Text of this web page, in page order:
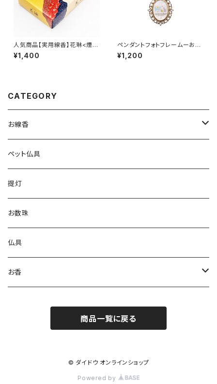
人気商品【実用線香】花琳<煙
量：ふつう>白檀の香り 家庭
用 大バラ詰め 『御霊前・お彼
¥1,400
ペンダントフォトフレームーおも
いでのあかしーペット仏具
¥1,200
CATEGORY
お線香
実用線香
進物用線香
お香
ペット仏具
提灯
お数珠
仏具
お香
スティックお香
商品一覧に戻る
© ダイドウ オンラインショップ
Powered by